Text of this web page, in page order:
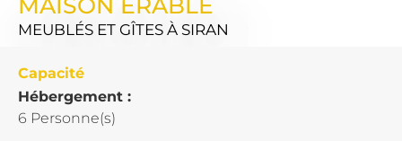
MEUBLÉS ET GÎTES À SIRAN
Capacité
Hébergement :
6 Personne(s)